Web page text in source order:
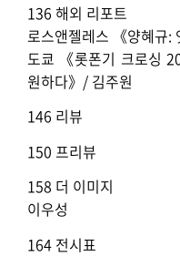
136 해외 리포트
로스앤젤레스 《양혜규:
도쿄 《롯폰기 크로싱
원하다》/ 김주원
146 리뷰
150 프리뷰
158 더 이미지
이우성
164 전시표